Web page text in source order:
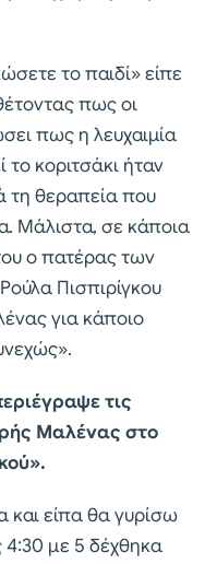
το παιδί» είπε
πως οι
πως η λευχαιμία
το κοριτσάκι ήταν
τη θεραπεία που
Μάλιστα, σε κάποια
ο πατέρας των
Πισπιρίγκου
για κάποιο
τις
Μαλένας στο
και είπα θα γυρίσω
4:30 με 5 δέχθηκα